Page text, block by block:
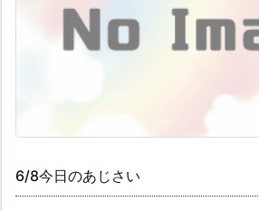
6/8今日のあじさい